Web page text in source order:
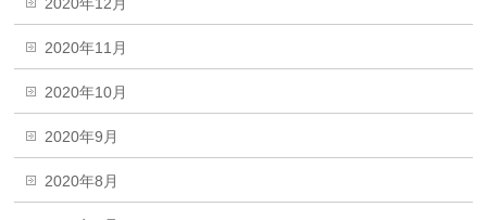
2020年11月
2020年10月
2020年9月
2020年8月